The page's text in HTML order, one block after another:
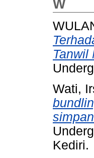
W
Tanwil
Wati,
Kediri.